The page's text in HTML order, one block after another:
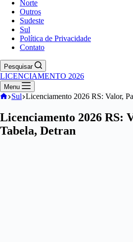
Norte
Outros
Sudeste
Sul
Política de Privacidade
Contato
Pesquisar
LICENCIAMENTO 2026
Menu
Home
Sul Licenciamento 2026 RS: Valor,
Licenciamento 2026 RS:
Tabela, Detran